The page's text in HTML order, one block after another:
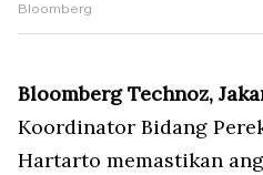
Bloomberg
Bloomberg Technoz,
Koordinator Bidang
Hartarto memastikan